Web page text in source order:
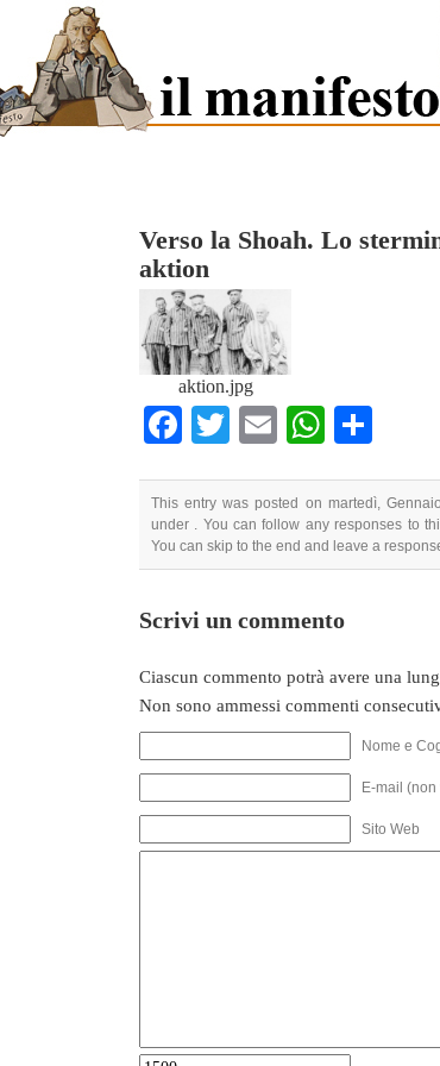
Verso la Shoah. Lo
aktion
aktion.jpg
Facebook
Twitter
Email
This entry was posted on martedì,
under . You can follow any responses to
You can skip to the end and leave a
Scrivi un commento
Ciascun commento potrà avere una
Non sono ammessi commenti
Nome e
E-mail
Sito Web